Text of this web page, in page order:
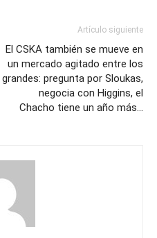
Artículo siguiente
El CSKA también se mueve en
un mercado agitado entre los
grandes: pregunta por Sloukas,
negocia con Higgins, el
Chacho tiene un año más…